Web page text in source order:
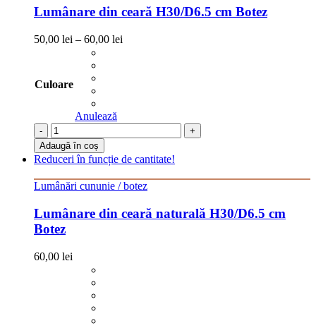
Lumânare din ceară H30/D6.5 cm Botez
50,00 lei – 60,00 lei
Culoare
Anulează
-
+
Adaugă în coș
Reduceri în funcție de cantitate!
Lumânări cununie / botez
Lumânare din ceară naturală H30/D6.5 cm
Botez
60,00 lei